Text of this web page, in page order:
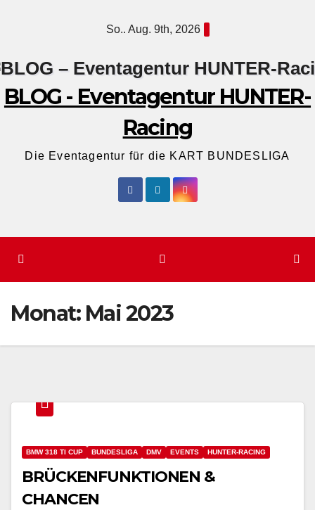
So.. Aug. 9th, 2026
BLOG - Eventagentur HUNTER-
Racing
Die Eventagentur für die KART BUNDESLIGA
Monat: Mai 2023
BMW 318 TI CUP BUNDESLIGA DMV EVENTS HUNTER-RACING
BRÜCKENFUNKTIONEN &
CHANCEN